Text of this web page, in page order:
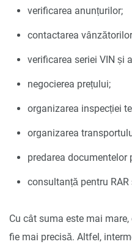
verificarea anunțurilor;
contactarea
verificarea seriei VIN și
negocierea prețului;
organizarea inspecției
organizarea
predarea documentelor
consultanță pentru RAR
Cu cât suma este mai
fie mai precisă. Altfel,